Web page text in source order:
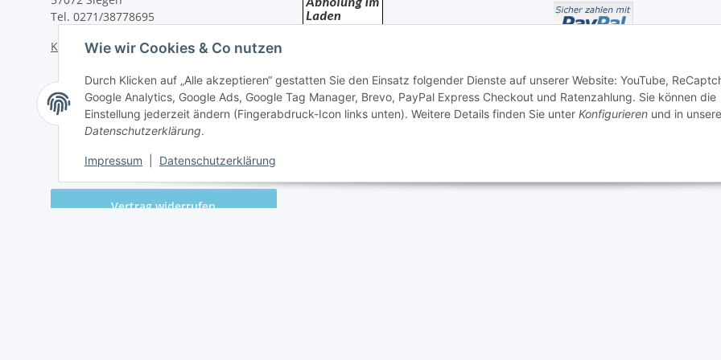
Wie wir Cookies & Co nutzen
Durch Klicken auf „Alle akzeptieren“ gestatten Sie den Einsatz folgender Dienste auf unserer Website: YouTube,
Google Analytics, Google Ads, Google Tag Manager, Brevo, PayPal Express Checkout und Ratenzahlung. Sie können die
Einstellung jederzeit ändern (Fingerabdruck-Icon links unten). Weitere Details finden Sie unter Konfigurieren und in
Datenschutzerklärung.
Impressum Datenschutzerklärung
Tel. 0271/38778695
Kontaktformular
Vertrag widerrufen